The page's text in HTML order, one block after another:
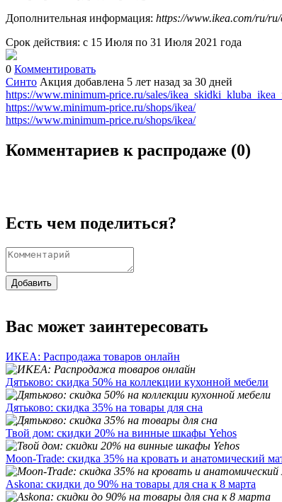
Дополнительная информация: https://www.ikea.com/ru/
Срок действия: с 15 Июля по 31 Июля 2021 года
0 Комментировать
Синто Акция добавлена 5 лет назад за 30 дней
https://www.minimum-price.ru/sales/
https://www.minimum-price.ru/shops/ikea/
https://www.minimum-price.ru/shops/ikea/
Комментариев к распродаже (0)
Есть чем поделиться?
Добавить
Вас может заинтересовать
ИКЕА: Распродажа товаров онлайн
Дятьково: скидка 50% на коллекции кухонной мебели
Дятьково: скидка 35% на товары для сна
Твой дом: скидки 20% на винные шкафы Yehos
Moon-Trade: скидка 35% на кровать и анатомический
Askona: скидки до 90% на товары для сна к 8 марта